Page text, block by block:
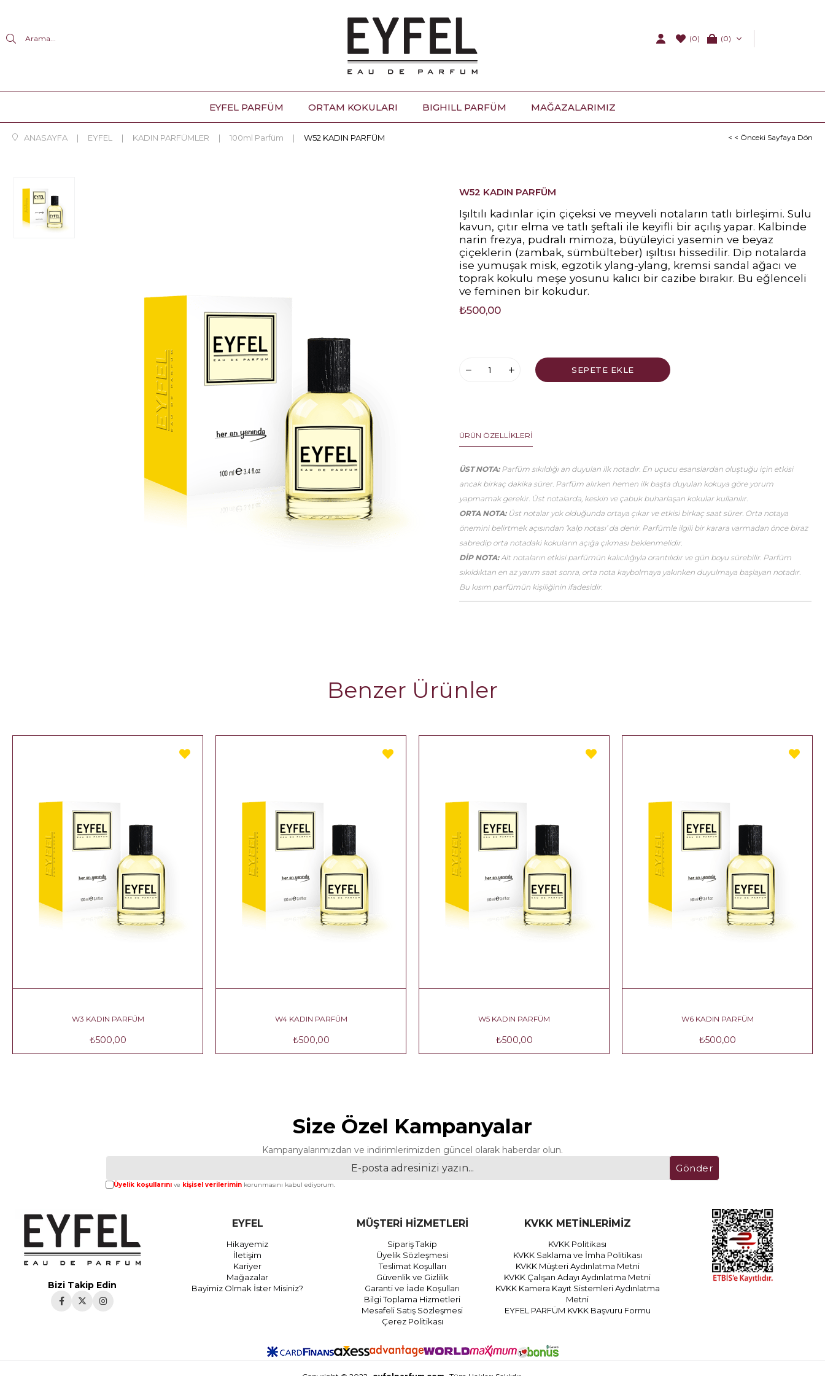
Arama... (0) 0
EYFEL PARFÜM ORTAM KOKULARI BIGHILL PARFÜM MAĞAZALARIMIZ
ANASAYFA EYFEL KADIN PARFÜMLER 100ml Parfüm W52 KADIN PARFÜM < < Önceki Sayfaya Dön
W52 KADIN PARFÜM
Işıltılı kadınlar için çiçeksi ve meyveli notaların tatlı birleşimi. Sulu
kavun, çıtır elma ve tatlı şeftali ile keyifli bir açılış yapar. Kalbinde
narin frezya, pudralı mimoza, büyüleyici yasemin ve beyaz
çiçeklerin (zambak, sümbülteber) ışıltısı hissedilir. Dip notalarda
ise yumuşak misk, egzotik ylang-ylang, kremsi sandal ağacı ve
toprak kokulu meşe yosunu kalıcı bir cazibe bırakır. Bu eğlenceli
ve feminen bir kokudur.
₺500,00
ÜRÜN ÖZELLIKLERI
ÜST NOTA:Parfüm sıkıldığı an duyulan ilk notadır. En uçucu esanslardan oluştuğu için etkisi
ancak birkaç dakika sürer. Parfüm alırken hemen ilk başta duyulan kokuya göre yorum
yapmamak gerekir. Üst notalarda, keskin ve çabuk buharlaşan kokular kullanılır.
ORTA NOTA: Üst notalar yok olduğunda ortaya çıkar ve etkisi birkaç saat sürer. Orta notaya
önemini belirtmek açısından ‘kalp notası’ da denir. Parfümle ilgili bir karara varmadan önce biraz
sabredip orta notadaki kokuların açığa çıkması beklenmelidir.
DİP NOTA:Alt notaların etkisi parfümün kalıcılığıyla orantılıdır ve gün boyu sürebilir. Parfüm
sıkıldıktan en az yarım saat sonra, orta nota kaybolmaya yakınken duyulmaya başlayan notadır.
Bu kısım parfümün kişiliğinin ifadesidir.
Benzer Ürünler
W3 KADIN PARFÜM
₺500,00
W4 KADIN PARFÜM
₺500,00
W5 KADIN PARFÜM
₺500,00
W6 KADIN PARFÜM
₺500,00
Size Özel Kampanyalar
Kampanyalarımızdan ve indirimlerimizden güncel olarak haberdar olun.
Gönder
Üyelik koşullarını ve kişisel verilerimin korunmasını kabul ediyorum.
Bizi Takip Edin
EYFEL
Hikayemiz
İletişim
Kariyer
Mağazalar
Bayimiz Olmak İster Misiniz?
MÜŞTERİ HİZMETLERİ
Sipariş Takip
Üyelik Sözleşmesi
Teslimat Koşulları
Güvenlik ve Gizlilik
Garanti ve İade Koşulları
Bilgi Toplama Hizmetleri
Mesafeli Satış Sözleşmesi
Çerez Politikası
KVKK METİNLERİMİZ
KVKK Politikası
KVKK Saklama ve İmha Politikası
KVKK Müşteri Aydınlatma Metni
KVKK Çalışan Adayı Aydınlatma Metni
KVKK Kamera Kayıt Sistemleri Aydınlatma
Metni
EYFEL PARFÜM KVKK Başvuru Formu